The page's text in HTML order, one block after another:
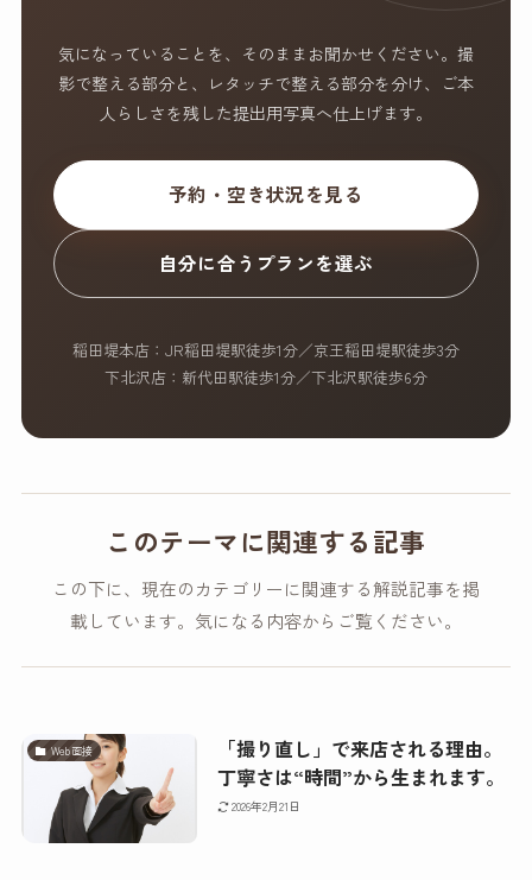
気になっていることを、そのままお聞かせください。撮
影で整える部分と、レタッチで整える部分を分け、ご本
人らしさを残した提出用写真へ仕上げます。
予約・空き状況を見る
自分に合うプランを選ぶ
稲田堤本店：JR稲田堤駅徒歩1分／京王稲田堤駅徒歩3分
下北沢店：新代田駅徒歩1分／下北沢駅徒歩6分
このテーマに関連する記事
この下に、現在のカテゴリーに関連する解説記事を掲
載しています。気になる内容からご覧ください。
Web面接
「撮り直し」で来店される理由。
丁寧さは“時間”から生まれます。
2026年2月21日